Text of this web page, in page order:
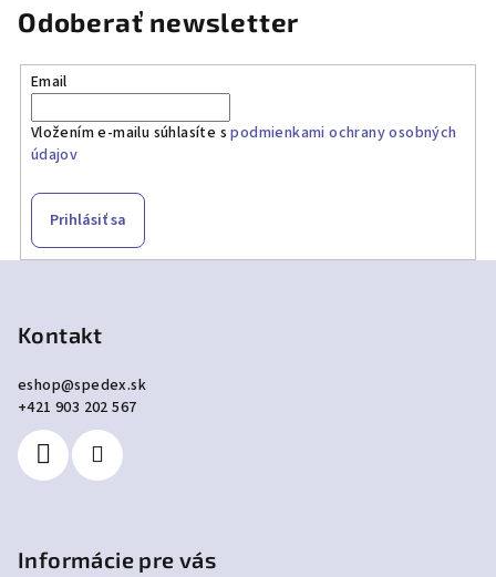
Odoberať newsletter
Email
Vložením e-mailu súhlasíte spodmienkami ochrany osobných
údajov
Prihlásiť sa
Kontakt
eshop@spedex.sk
+421 903 202 567
Informácie pre vás